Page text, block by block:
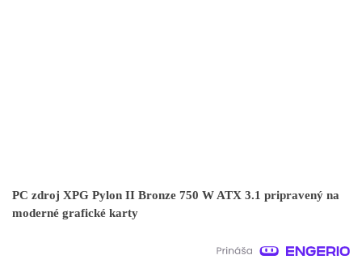
PC zdroj XPG Pylon II Bronze 750 W ATX 3.1 pripravený na
moderné grafické karty